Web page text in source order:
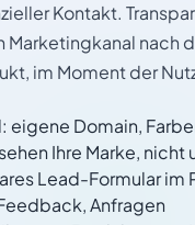
Kontakt.
Marketingkanal nach
im Moment der
eigene Domain,
Ihre Marke, nicht
Lead-Formular im
Anfragen